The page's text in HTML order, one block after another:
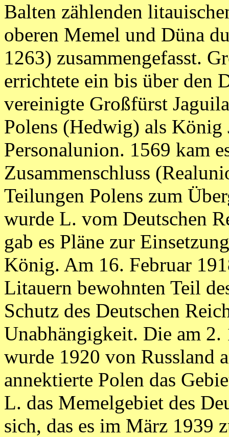
Balten zählenden
oberen Memel und Düna
1263) zusammengefasst.
errichtete ein bis über den
vereinigte Großfürst
Polens (Hedwig) als
Personalunion. 1569 kam
Zusammenschluss
Teilungen Polens zum
wurde L. vom Deutschen
gab es Pläne zur
König. Am 16. Februar
Litauern bewohnten Teil
Schutz des Deutschen
Unabhängigkeit. Die am
wurde 1920 von Russland
annektierte Polen das
L. das Memelgebiet des
sich, das es im März 1939